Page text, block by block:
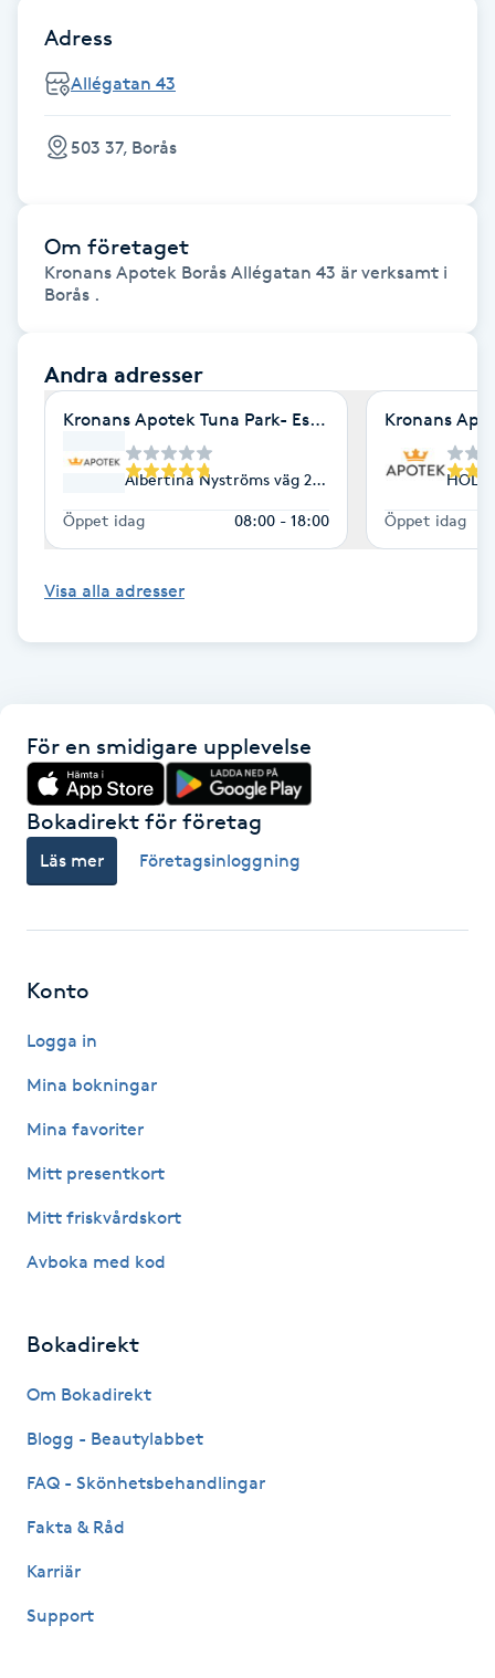
Coachning
Color correction
Cryoterapi
Damklippning
Diamantslipning
Face framing
Faceliftmassage
Fillers
Fotmassage
Fotvård
Fransborttagning
Fransfärgning
Fransförlängning Megavolym
Adress
Allégatan 43
503 37, Borås
Om företaget
Kronans Apotek Borås Allégatan 43 är verksamt i
Borås .
Andra adresser
Kronans Apotek Tuna Park- Eskilstuna
Albertina Nyströms väg 2, Eskilstuna
Öppet idag 08:00 - 18:00
Kronans
Öppet idag
Visa alla adresser
För en smidigare upplevelse
Bokadirekt för företag
Läs mer Företagsinloggning
Konto
Logga in
Mina bokningar
Mina favoriter
Mitt presentkort
Mitt friskvårdskort
Avboka med kod
Bokadirekt
Om Bokadirekt
Blogg - Beautylabbet
FAQ - Skönhetsbehandlingar
Fakta & Råd
Karriär
Support